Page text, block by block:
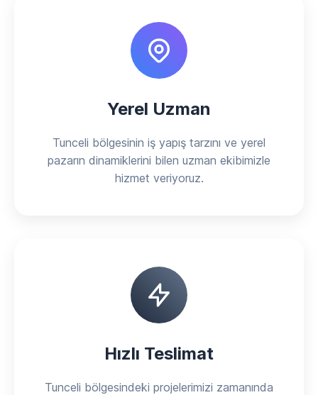
Yerel Uzman
Tunceli bölgesinin iş yapış tarzını ve yerel
pazarın dinamiklerini bilen uzman ekibimizle
hizmet veriyoruz.
Hızlı Teslimat
Tunceli bölgesindeki projelerimizi zamanında